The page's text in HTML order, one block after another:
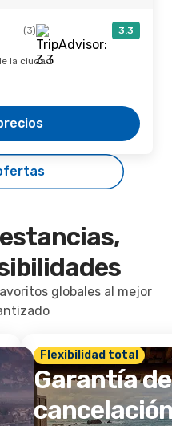
(3) 3.3
la ciudad
globales al mejor
Flexibilidad total
Garantía de